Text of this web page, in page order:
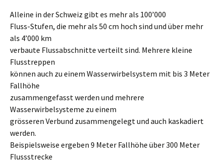
Alleine in der Schweiz gibt es mehr als 100’000
Fluss-Stufen, die mehr als 50 cm hoch sind und über mehr
als 4’000 km
verbaute Flussabschnitte verteilt sind. Mehrere kleine
Flusstreppen
können auch zu einem Wasserwirbelsystem mit bis 3 Meter
Fallhöhe
zusammengefasst werden und mehrere
Wasserwirbelsysteme zu einem
grösseren Verbund zusammengelegt und auch kaskadiert
werden.
Beispielsweise ergeben 9 Meter Fallhöhe über 300 Meter
Flussstrecke